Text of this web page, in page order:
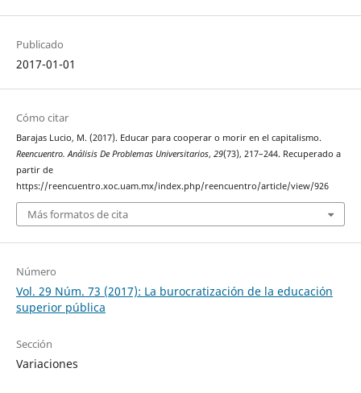
Publicado
2017-01-01
Cómo citar
Barajas Lucio, M. (2017). Educar para cooperar o morir en el capitalismo.
Reencuentro. Análisis De Problemas Universitarios, 29(73), 217–244. Recuperado a
partir de
https://reencuentro.xoc.uam.mx/index.php/reencuentro/article/view/926
Más formatos de cita
Número
Vol. 29 Núm. 73 (2017): La burocratización de la educación
superior pública
Sección
Variaciones